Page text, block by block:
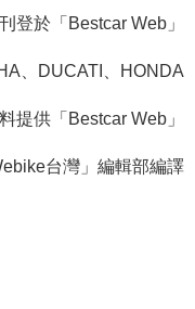
登於「Bestcar Web」
、DUCATI、HONDA
提供「Bestcar Web」
台灣」編輯部編譯